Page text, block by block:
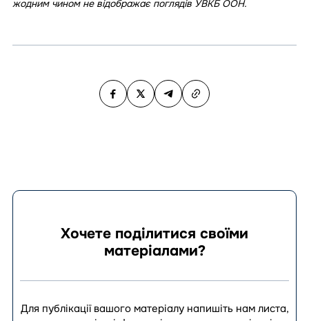
жодним чином не відображає поглядів УВКБ ООН.
Хочете поділитися своїми
матеріалами?
Для публікації вашого матеріалу напишіть нам листа,